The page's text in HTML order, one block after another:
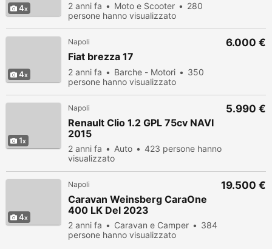
4 2 anni fa Moto e Scooter
280
persone hanno visualizzato
4
Napoli
Fiat brezza 17
2 anni fa Barche - Motori
350
persone hanno visualizzato
6.000 €
1
Napoli
Renault Clio 1.2 GPL 75cv NAVI
2015
2 anni fa Auto
423 persone hanno
visualizzato
5.990 €
4
Napoli
Caravan Weinsberg CaraOne
400 LK Del 2023
2 anni fa Caravan e Camper
384
persone hanno visualizzato
19.500 €